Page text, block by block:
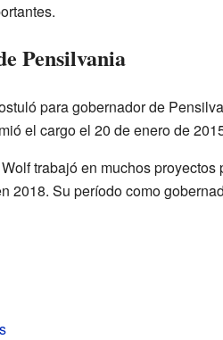
Pensilvania
para gobernador de
el cargo el 20 de enero de
trabajó en muchos
2018. Su período como